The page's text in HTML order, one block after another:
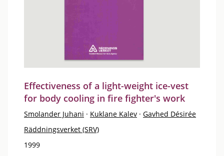
Effectiveness of a light-weight ice-vest
for body cooling in fire fighter's work
Smolander Juhani · Kuklane Kalev · Gavhed Désirée
Räddningsverket (SRV)
1999